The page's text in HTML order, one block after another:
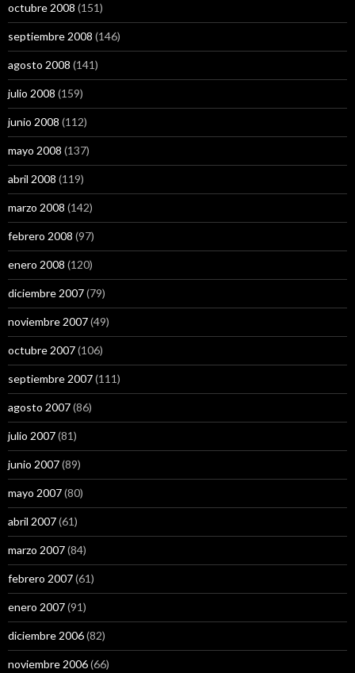
octubre 2008 (151)
septiembre 2008 (146)
agosto 2008 (141)
julio 2008 (159)
junio 2008 (112)
mayo 2008 (137)
abril 2008 (119)
marzo 2008 (142)
febrero 2008 (97)
enero 2008 (120)
diciembre 2007(79)
noviembre 2007(49)
octubre 2007(106)
septiembre 2007(111)
agosto 2007(86)
julio 2007(81)
junio 2007(89)
mayo 2007(80)
abril 2007(61)
marzo 2007(84)
febrero 2007(61)
enero 2007(91)
diciembre 2006(82)
noviembre 2006(66)